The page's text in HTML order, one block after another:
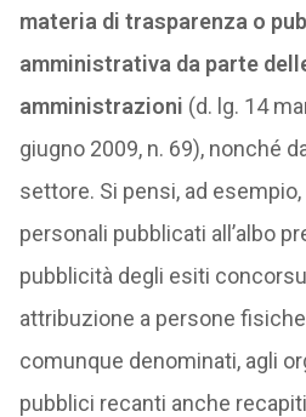
materia di trasparenza o
amministrativa da parte
amministrazioni (d. lg. 14
giugno 2009, n. 69), nonché
settore. Si pensi, ad
personali pubblicati all’albo
pubblicità degli esiti
attribuzione a persone
comunque denominati, agli
pubblici recanti anche